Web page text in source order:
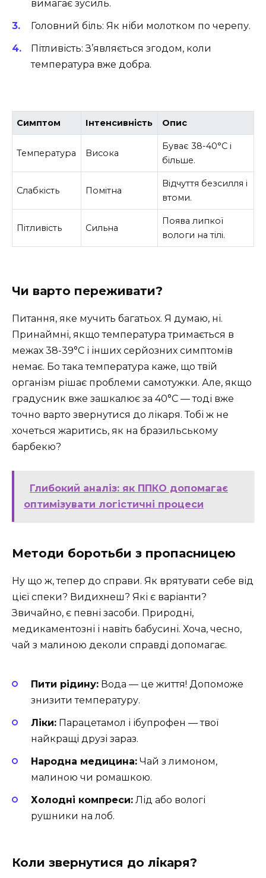
вимагає зусиль.
Головний біль: Як ніби молотком по черепу.
Пітливість: З’являється згодом, коли
температура вже добра.
Симптом Інтенсивність Опис
Температура Висока
Буває 38-40°C і
більше.
Слабкість Помітна
Відчуття безсилля і
втоми.
Пітливість Сильна
Поява липкої
вологи на тілі.
Чи варто переживати?
Питання, яке мучить багатьох. Я думаю, ні.
Принаймні, якщо температура тримається в
межах 38-39°C і інших серйозних симптомів
немає. Бо така температура каже, що твій
організм рішає проблеми самотужки. Але, якщо
градусник вже зашкалює за 40°C — тоді вже
точно варто звернутися до лікаря. Тобі ж не
хочеться жаритись, як на бразильському
барбекю?
Глибокий аналіз: як ППКО допомагає
оптимізувати логістичні процеси
Методи боротьби з пропасницею
Ну що ж, тепер до справи. Як врятувати себе від
цієї спеки? Видихнеш? Які є варіанти?
Звичайно, є певні засоби. Природні,
медикаментозні і навіть бабусині. Хоча, чесно,
чай з малиною деколи справді допомагає.
Пити рідину: Вода — це життя! Допоможе
знизити температуру.
Ліки: Парацетамол і ібупрофен — твої
найкращі друзі зараз.
Народна медицина: Чай з лимоном,
малиною чи ромашкою.
Холодні компреси: Лід або вологі
рушники на лоб.
Коли звернутися до лікаря?